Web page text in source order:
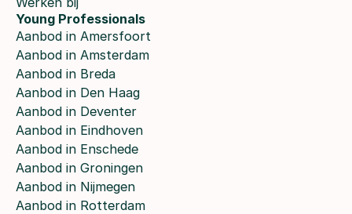
Young Professionals
Aanbod in Amersfoort
Aanbod in Amsterdam
Aanbod in Breda
Aanbod in Den Haag
Aanbod in Deventer
Aanbod in Eindhoven
Aanbod in Enschede
Aanbod in Groningen
Aanbod in Nijmegen
Aanbod in Rotterdam